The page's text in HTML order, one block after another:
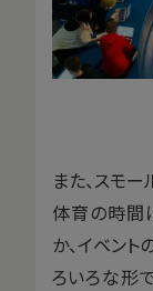
また、スモ
体育の時間
か、イベン
ろいろな形